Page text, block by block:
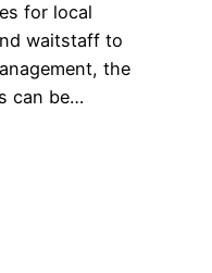
for local
waitstaff to
the
can be…